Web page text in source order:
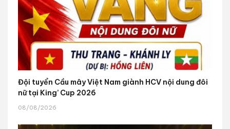
Đội tuyển Cầu mây Việt Nam giành HCV nội dung đôi
nữ tại King’ Cup 2026
08/08/2026